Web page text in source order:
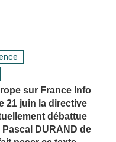
sur France Info
21 juin la directive
débattue
DURAND de